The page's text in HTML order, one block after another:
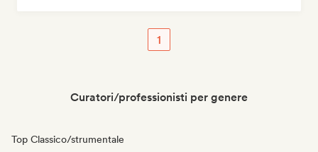
1
Curatori/professionisti per genere
Top Classico/strumentale